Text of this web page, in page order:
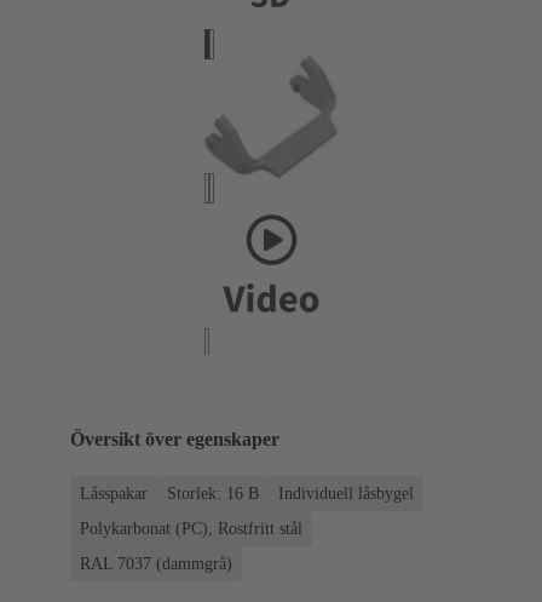
Översikt över egenskaper
Låsspakar Storlek: 16 B
Individuell låsbygel
Polykarbonat (PC), Rostfritt stål
RAL 7037 (dammgrå)